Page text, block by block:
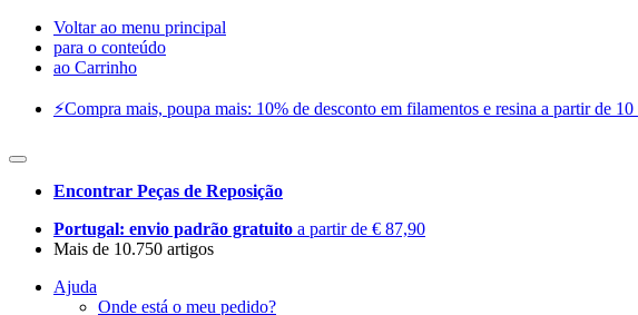
Voltar ao menu principal
para o conteúdo
ao Carrinho
⚡️Compra mais, poupa mais: 10% de desconto em filamentos e resina a partir de 10
Encontrar Peças de Reposição
Portugal: envio padrão gratuito a partir de € 87,90
Mais de 10.750 artigos
Ajuda
Onde está o meu pedido?